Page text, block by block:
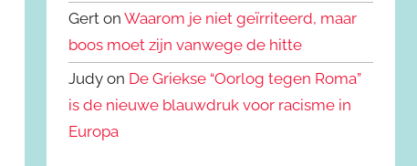
Gert onWaarom je niet geïrriteerd, maar
boos moet zijn vanwege de hitte
Judy on De Griekse “Oorlog tegen Roma”
is de nieuwe blauwdruk voor racisme in
Europa